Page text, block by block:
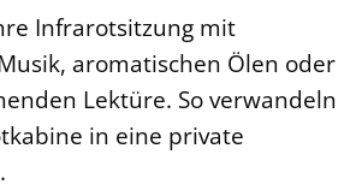
Infrarotsitzung mit
aromatischen Ölen oder
Lektüre. So verwandeln
in eine private